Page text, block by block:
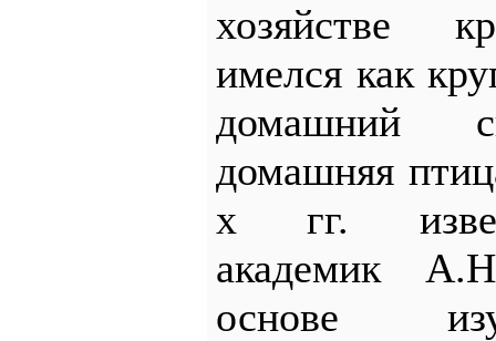
хозяйстве
имелся как
домашний
домашняя
х гг.
академик
основе